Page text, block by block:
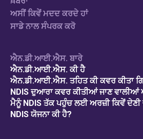
ਅਸੀਂ ਕਿਵੇਂ ਮਦਦ ਕਰਦੇ ਹਾਂ
ਸਾਡੇ ਨਾਲ ਸੰਪਰਕ ਕਰੋ
ਐਨ.ਡੀ.ਆਈ.ਐਸ. ਬਾਰੇ
ਐਨ.ਡੀ.ਆਈ.ਐਸ. ਕੀ ਹੈ
ਐਨ.ਡੀ.ਆਈ.ਐਸ. ਤਹਿਤ ਕੀ ਕਵਰ ਕੀਤਾ
NDIS ਦੁਆਰਾ ਕਵਰ ਕੀਤੀਆਂ ਜਾਣ ਵਾਲੀਆਂ
ਮੈਨੂੰ NDIS ਤੱਕ ਪਹੁੰਚ ਲਈ ਅਰਜ਼ੀ ਕਿਵੇਂ ਦੇਣੀ
NDIS ਯੋਜਨਾ ਕੀ ਹੈ?